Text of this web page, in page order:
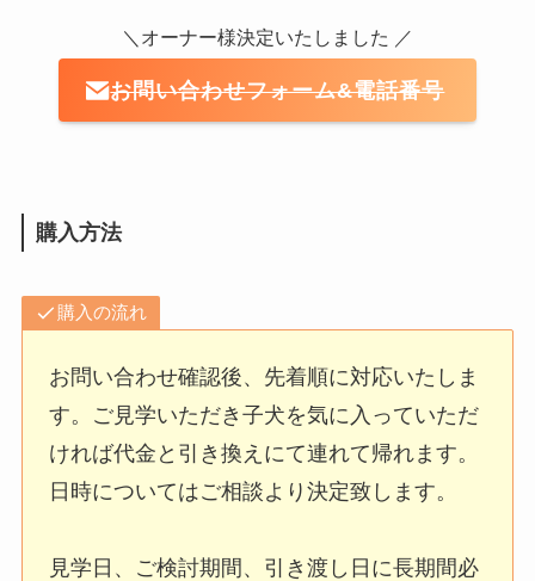
＼オーナー様決定いたしました ／
お問い合わせフォーム&電話番号
購入方法
購入の流れ
お問い合わせ確認後、先着順に対応いたしま
す。ご見学いただき子犬を気に入っていただ
ければ代金と引き換えにて連れて帰れます。
日時についてはご相談より決定致します。
見学日、ご検討期間、引き渡し日に長期間必